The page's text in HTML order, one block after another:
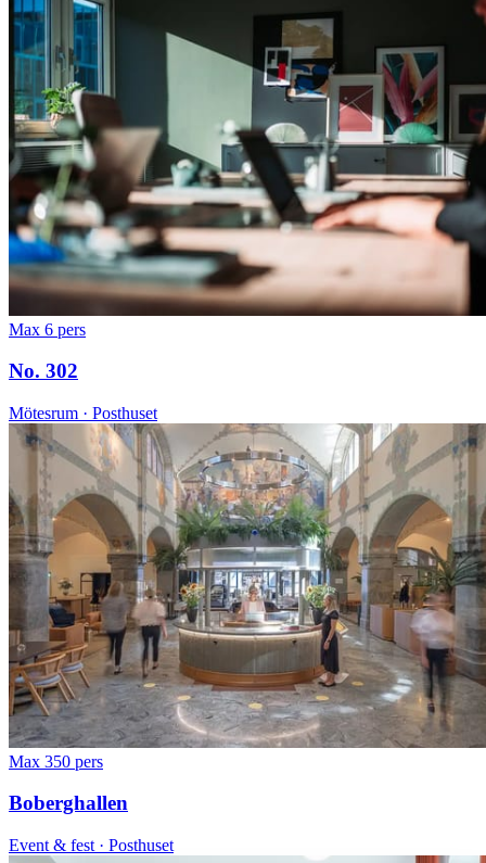
Max 6 pers
No. 302
Mötesrum · Posthuset
Max 350 pers
Boberghallen
Event & fest · Posthuset